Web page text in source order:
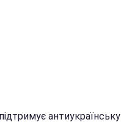
антиукраїнську